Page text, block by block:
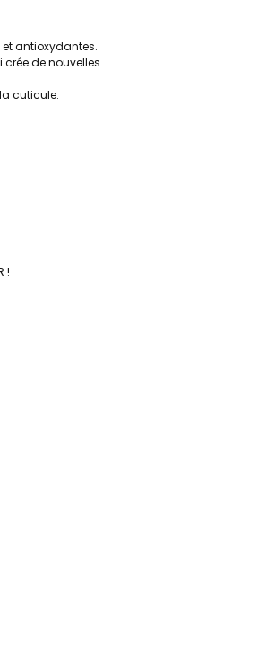
antioxydantes.
de nouvelles
cuticule.
!